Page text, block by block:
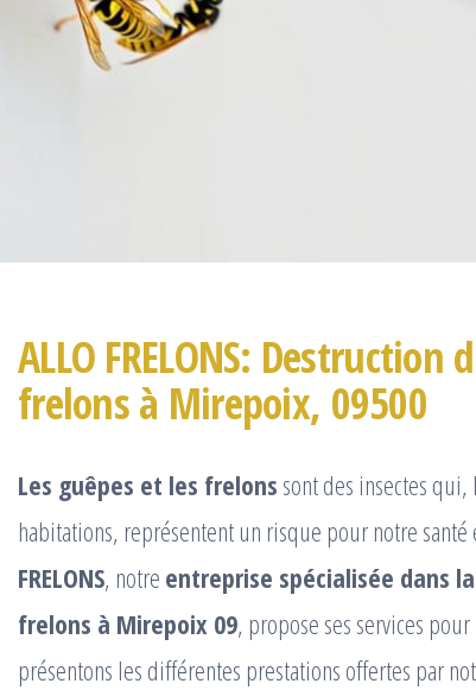
ALLO FRELONS:
frelons à Mirepoix, 09500
Les guêpes et les frelons sont des insectes qui,
habitations, représentent un risque pour notre santé
FRELONS, notre entreprise spécialisée dans
frelons à Mirepoix 09, propose ses services
présentons les différentes prestations offertes par